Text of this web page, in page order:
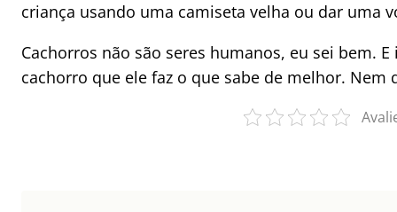
criança usando uma camiseta velha ou dar uma
Cachorros não são seres humanos, eu sei bem.
cachorro que ele faz o que sabe de melhor. Nem